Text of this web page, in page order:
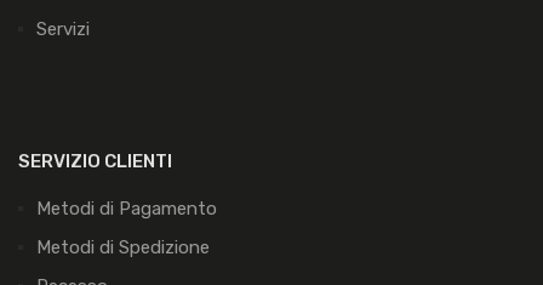
Servizi
SERVIZIO CLIENTI
Metodi di Pagamento
Metodi di Spedizione